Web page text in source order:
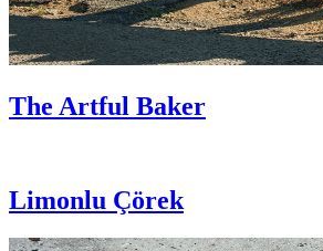
The Artful Baker
Limonlu Çörek